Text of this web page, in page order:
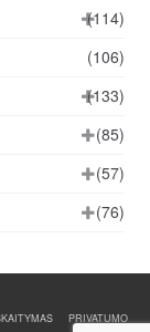
(114)
(106)
(133)
(85)
(57)
(76)
PRIVATUMO